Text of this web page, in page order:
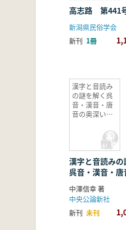
高志路 第441
新潟県民俗学会
新刊 1冊
漢字と音読み
の謎を解く呉
音・漢音・唐
音の奥深い世
漢字と音読みの
呉音・漢音・唐
い世界
中澤信幸 著
中央公論新社
新刊 未刊